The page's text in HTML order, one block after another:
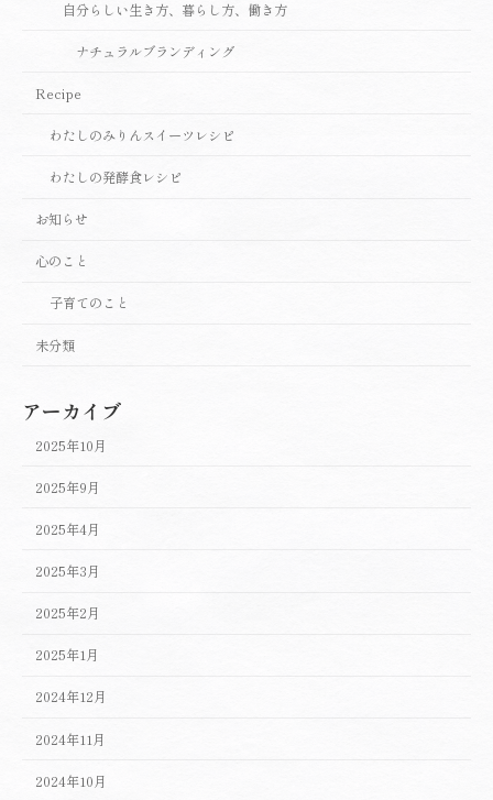
自分らしい生き方、暮らし方、働き方
ナチュラルブランディング
Recipe
わたしのみりんスイーツレシピ
わたしの発酵食レシピ
お知らせ
心のこと
子育てのこと
未分類
アーカイブ
2025年10月
2025年9月
2025年4月
2025年3月
2025年2月
2025年1月
2024年12月
2024年11月
2024年10月